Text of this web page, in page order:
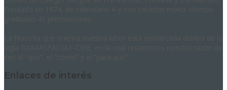
Enlaces de interés